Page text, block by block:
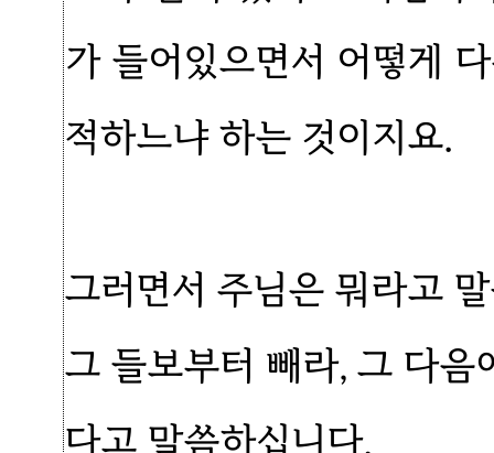
가 들어있으면서 어떻게
적하느냐 하는 것이지요.
그러면서 주님은 뭐라고
그 들보부터 빼라, 그 다
다고 말씀하십니다.